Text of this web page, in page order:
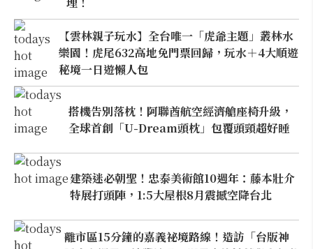
【雲林親子玩水】全台唯一「虎爺主題」叢林水
樂園！虎尾632高地免門票回歸，玩水＋4大順遊
秘境一日遊懶人包
搭機告別落枕！阿聯酋航空經濟艙座椅升級，
全球首創「U-Dream頭枕」包覆頭頸超好睡
建築迷必朝聖！忠泰美術館10週年：藤本壯介
特展打頭陣，1:5大屋根8月震撼空降台北
離市區15分鐘的嘉義祕境路線！造訪「台版神